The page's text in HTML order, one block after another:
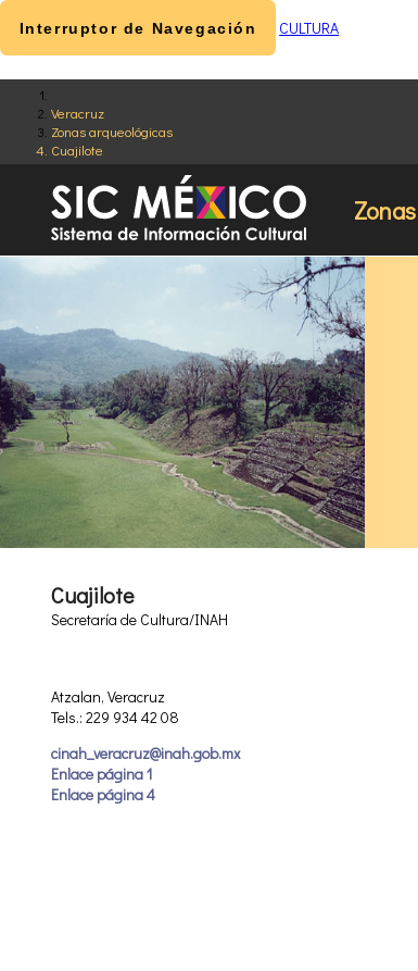
Veracruz
Zonas arqueológicas
Cuajilote
Interruptor de Navegación CULTURA
Cuajilote
Secretaría de Cultura/INAH
Atzalan, Veracruz
Tels.: 229 934 42 08
cinah_veracruz@inah.gob.mx
Enlace página 1
Enlace página 4